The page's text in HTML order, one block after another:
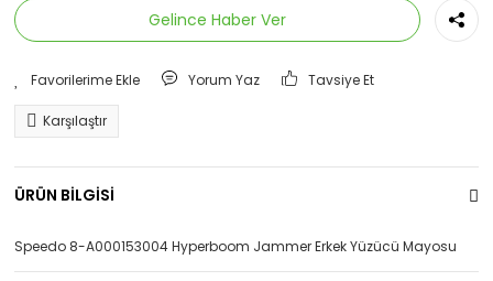
Gelince Haber Ver
Yorum Yaz Tavsiye Et
Karşılaştır
ÜRÜN BİLGİSİ
Speedo 8-A000153004 Hyperboom Jammer Erkek Yüzücü Mayosu